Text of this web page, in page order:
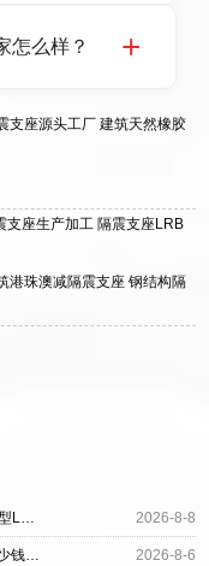
工厂现货充足，
地址：衡水高新
怎么样？
生产经验，国标
系列支座，资
深化、供货、安
区北方工业基地
支座源头工厂 建筑天然橡胶
座生产加工 隔震支座LRB
港珠澳减隔震支座 钢结构隔
铅芯橡胶防震支座定制 隔震支座HDR 水平力分散型LNR隔震支座厂家电话 2026-8-8
高层建筑隔震支座厂家 LNR1400天然隔震支座多少钱 水平力分散型橡胶支座多少钱 2026-8-6